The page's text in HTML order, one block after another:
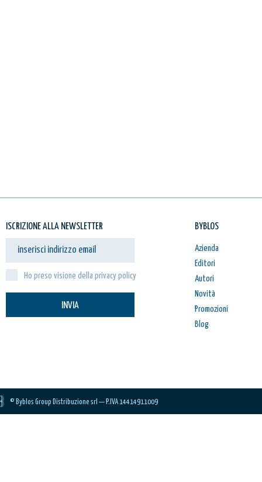
ISCRIZIONE ALLA NEWSLETTER
Ho preso visione della privacy policy
INVIA
BYBLOS
Azienda
Editori
Autori
Novità
Promozioni
Blog
© Byblos Group Distribuzione srl — P.IVA 14414911009